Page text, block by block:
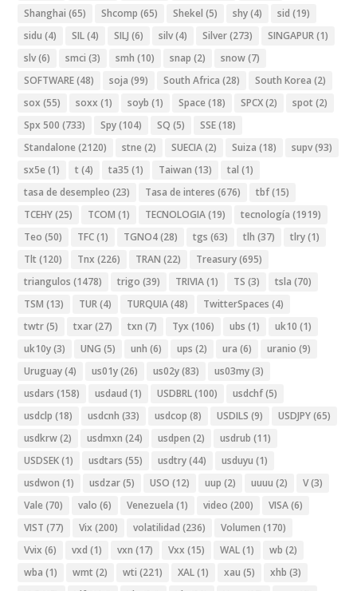
Shanghai (65) Shcomp (65) Shekel (5) shy(4) sid (19)
sidu (4) SIL(4) SILJ (6) silv(4) Silver(273) SINGAPUR(1)
slv(6) smci (3) smh (10) snap (2) snow(7)
SOFTWARE(48) soja (99) South Africa (28) South Korea (2)
sox (55) soxx (1) soyb (1) Space (18) SPCX(2) spot (2)
Spx 500 (733) Spy(104) SQ (5) SSE(18)
Standalone (2120) stne (2) SUECIA(2) Suiza (18) supv(93)
sx5e (1) t (4) ta35 (1) Taiwan (13) tal (1)
tasa de desempleo (23) Tasa de interes (676) tbf(15)
TCEHY(25) TCOM (1) TECNOLOGIA(19) tecnología (1919)
Teo (50) TFC(1) TGNO4(28) tgs (63) tlh (37) tlry(1)
Tlt (120) Tnx (226) TRAN (22) Treasury(695)
triangulos (1478) trigo (39) TRIVIA(1) TS (3) tsla (70)
TSM (13) TUR(4) TURQUIA(48) TwitterSpaces (4)
twtr(5) txar(27) txn (7) Tyx (106) ubs (1) uk10 (1)
uk10y(3) UNG (5) unh (6) ups (2) ura (6) uranio (9)
Uruguay(4) us01y(26) us02y(83) us03my(3)
usdars (158) usdaud (1) USDBRL(100) usdchf(5)
usdclp (18) usdcnh (33) usdcop (8) USDILS (9) USDJPY(65)
usdkrw(2) usdmxn (24) usdpen (2) usdrub (11)
USDSEK(1) usdtars (55) usdtry(44) usduyu (1)
usdwon (1) usdzar(5) USO (12) uup (2) uuuu (2) V(3)
Vale (70) valo (6) Venezuela (1) video (200) VISA(6)
VIST (77) Vix (200) volatilidad (236) Volumen (170)
Vvix (6) vxd (1) vxn (17) Vxx (15) WAL(1) wb (2)
wba (1) wmt (2) wti (221) XAL(1) xau (5) xhb (3)